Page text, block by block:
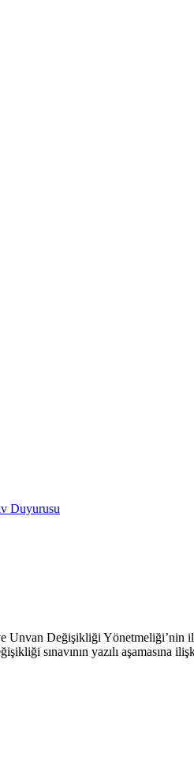
Duyurusu
Unvan Değişikliği Yönetmeliği’nin
sınavının yazılı aşamasına